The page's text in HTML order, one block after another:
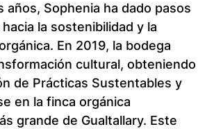
años, Sophenia ha dado pasos
la sostenibilidad y la
En 2019, la bodega
cultural, obteniendo
de Prácticas Sustentables y
en la finca orgánica
grande de Gualtallary. Este